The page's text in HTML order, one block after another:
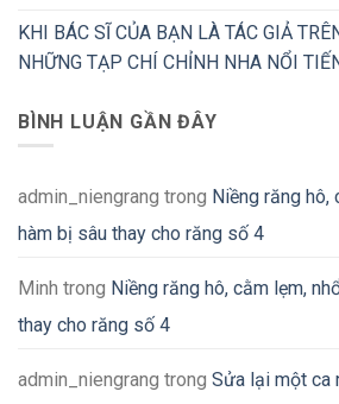
KHI BÁC SĨ CỦA BẠN LÀ TÁC GIẢ
NHỮNG TẠP CHÍ CHỈNH NHA NỔI
BÌNH LUẬN GẦN ĐÂY
admin_niengrang trong Niềng răng hô,
hàm bị sâu thay cho răng số 4
Minh trong Niềng răng hô, cằm lẹm,
thay cho răng số 4
admin_niengrang trong Sửa lại một ca